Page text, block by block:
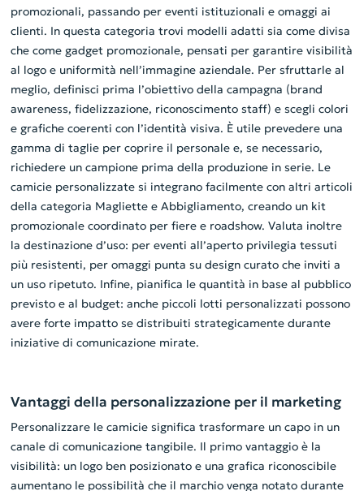
promozionali, passando per eventi istituzionali e omaggi ai
clienti. In questa categoria trovi modelli adatti sia come divisa
che come gadget promozionale, pensati per garantire visibilità
al logo e uniformità nell’immagine aziendale. Per sfruttarle al
meglio, definisci prima l’obiettivo della campagna (brand
awareness, fidelizzazione, riconoscimento staff) e scegli colori
e grafiche coerenti con l’identità visiva. È utile prevedere una
gamma di taglie per coprire il personale e, se necessario,
richiedere un campione prima della produzione in serie. Le
camicie personalizzate si integrano facilmente con altri articoli
della categoria Magliette e Abbigliamento, creando un kit
promozionale coordinato per fiere e roadshow. Valuta inoltre
la destinazione d’uso: per eventi all’aperto privilegia tessuti
più resistenti, per omaggi punta su design curato che inviti a
un uso ripetuto. Infine, pianifica le quantità in base al pubblico
previsto e al budget: anche piccoli lotti personalizzati possono
avere forte impatto se distribuiti strategicamente durante
iniziative di comunicazione mirate.
Vantaggi della personalizzazione per il marketing
Personalizzare le camicie significa trasformare un capo in un
canale di comunicazione tangibile. Il primo vantaggio è la
visibilità: un logo ben posizionato e una grafica riconoscibile
aumentano le possibilità che il marchio venga notato durante